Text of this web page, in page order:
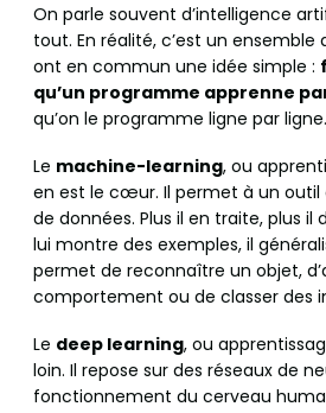
On parle souvent d’intelligence
tout. En réalité, c’est un ensemble
ont en commun une idée simple :
qu’un programme apprenne
qu’on le programme ligne par ligne.
Le machine-learning, ou
en est le cœur. Il permet à un outil
de données. Plus il en traite, plus
lui montre des exemples, il
permet de reconnaître un objet,
comportement ou de classer des
Le deep learning, ou
loin. Il repose sur des réseaux de
fonctionnement du cerveau